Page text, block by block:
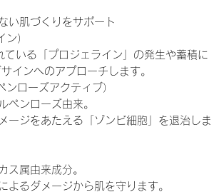
い肌づくりをサポート
）
いる「プロジェライン」の発生や蓄積に
インへのアプローチします。
ローズアクティブ）
ペンローズ由来。
ージをあたえる「ゾンビ細胞」を退治しま
ス属由来成分。
よるダメージから肌を守ります。